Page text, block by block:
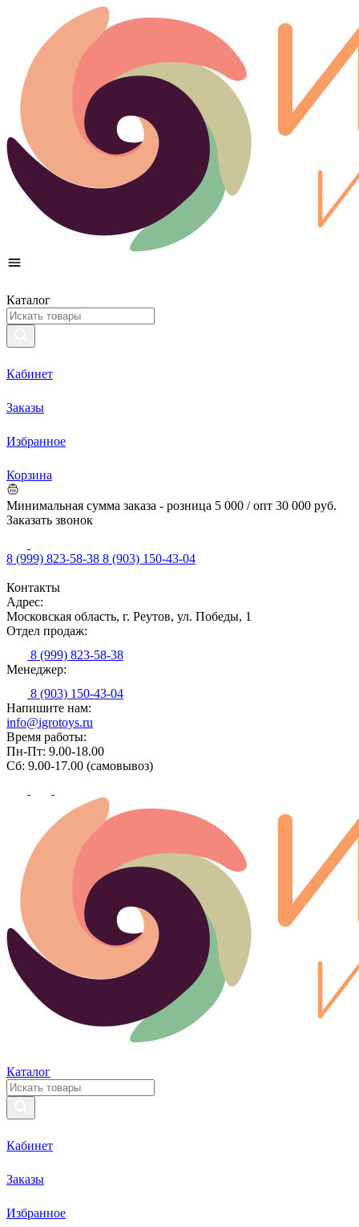
Каталог
Кабинет
Заказы
Избранное
Корзина
Минимальная сумма заказа - розница 5 000 / опт 30 000 руб.
Заказать звонок
8 (999) 823-58-38 8 (903) 150-43-04
Контакты
Адрес:
Московская область, г. Реутов, ул. Победы, 1
Отдел продаж:
8 (999) 823-58-38
Менеджер:
8 (903) 150-43-04
Напишите нам:
info@igrotoys.ru
Время работы:
Пн-Пт: 9.00-18.00
Сб: 9.00-17.00 (самовывоз)
Каталог
Кабинет
Заказы
Избранное